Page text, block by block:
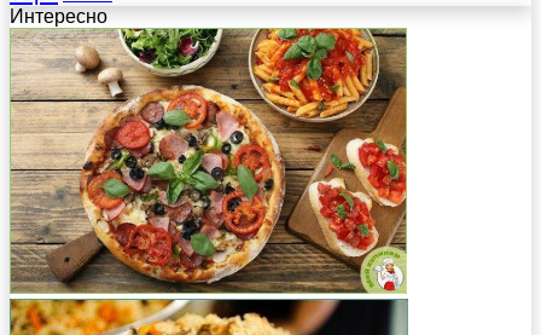
Интересно